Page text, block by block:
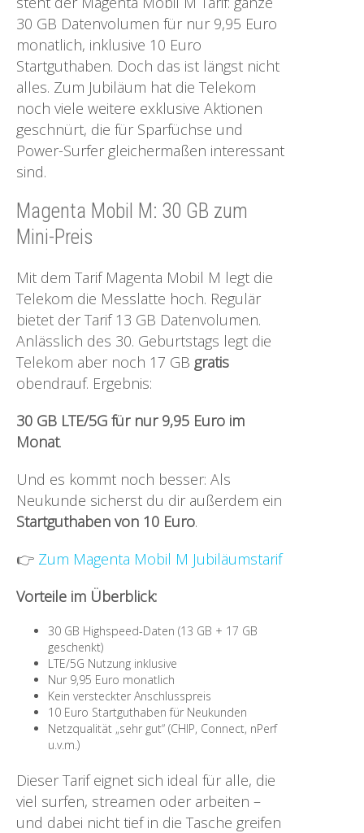
30 GB Datenvolumen für nur 9,95 Euro
monatlich, inklusive 10 Euro
Startguthaben. Doch das ist längst nicht
alles. Zum Jubiläum hat die Telekom
noch viele weitere exklusive Aktionen
geschnürt, die für Sparfüchse und
Power-Surfer gleichermaßen interessant
sind.
Magenta Mobil M: 30 GB zum
Mini-Preis
Mit dem Tarif Magenta Mobil M legt die
Telekom die Messlatte hoch. Regulär
bietet der Tarif 13 GB Datenvolumen.
Anlässlich des 30. Geburtstags legt die
Telekom aber noch 17 GB gratis
obendrauf. Ergebnis:
30 GB LTE/5G für nur 9,95 Euro im
Monat.
Und es kommt noch besser: Als
Neukunde sicherst du dir außerdem ein
Startguthaben von 10 Euro.
👉 Zum Magenta Mobil M Jubiläumstarif
Vorteile im Überblick:
30 GB Highspeed-Daten (13 GB + 17 GB
geschenkt)
LTE/5G Nutzung inklusive
Nur 9,95 Euro monatlich
Kein versteckter Anschlusspreis
10 Euro Startguthaben für Neukunden
Netzqualität „sehr gut“ (CHIP, Connect, nPerf
u.v.m.)
Dieser Tarif eignet sich ideal für alle, die
viel surfen, streamen oder arbeiten –
und dabei nicht tief in die Tasche greifen